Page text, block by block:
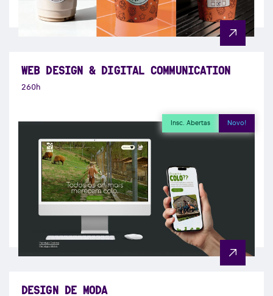
WEB DESIGN & DIGITAL COMMUNICATION
260h
Insc. Abertas Novo!
DESIGN DE MODA